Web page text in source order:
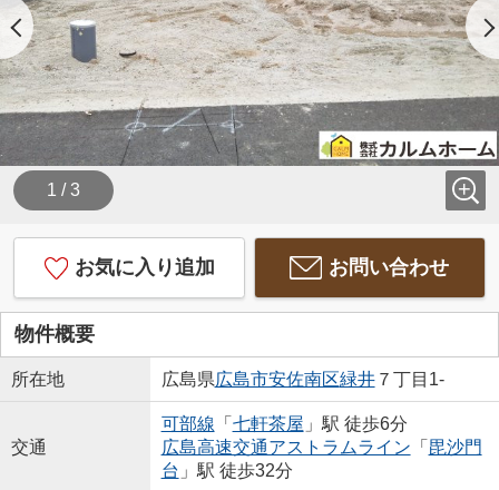
1 / 3
お気に入り追加 お問い合わせ
物件概要
所在地 広島県広島市安佐南区緑井７丁目1-
交通
可部線 「 七軒茶屋 」駅 徒歩6分
広島高速交通アストラムライン 「 毘沙門
台 」駅 徒歩32分